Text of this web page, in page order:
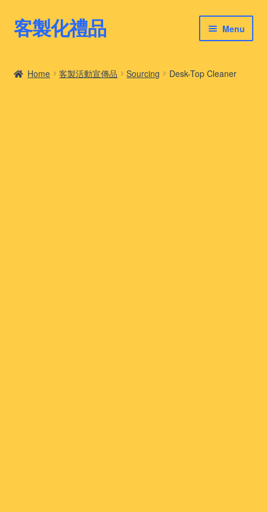
Skip
to
Skip
to
客製化禮品 Menu
Home 客製活動宣傳品 Sourcing Desk-Top Cleaner